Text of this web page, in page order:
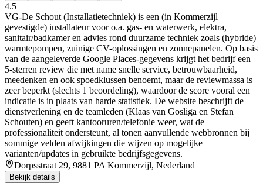
4.5
VG-De Schout (Installatietechniek) is een (in Kommerzijl
gevestigde) installateur voor o.a. gas- en waterwerk, elektra,
sanitair/badkamer en advies rond duurzame techniek zoals (hybride)
warmtepompen, zuinige CV-oplossingen en zonnepanelen. Op basis
van de aangeleverde Google Places-gegevens krijgt het bedrijf een
5-sterren review die met name snelle service, betrouwbaarheid,
meedenken en ook spoedklussen benoemt, maar de reviewmassa is
zeer beperkt (slechts 1 beoordeling), waardoor de score vooral een
indicatie is in plaats van harde statistiek. De website beschrijft de
dienstverlening en de teamleden (Klaas van Gosliga en Stefan
Schouten) en geeft kantooruren/telefonie weer, wat de
professionaliteit ondersteunt, al tonen aanvullende webbronnen bij
sommige velden afwijkingen die wijzen op mogelijke
varianten/updates in gebruikte bedrijfsgegevens.
Dorpsstraat 29, 9881 PA Kommerzijl, Nederland
Bekijk details